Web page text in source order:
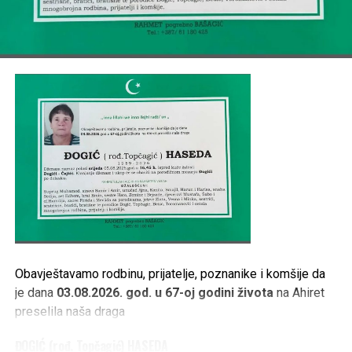
TE OSTALA MNOGOBROJNA RODBINA, PRIJATELJI I
Tweet Share
Mail
Obavještavamo rodbinu, prijatelje, poznanike i komšije da
je dana 03.08.2026. god. u 67-oj godini života na Ahiret
preselila naša draga